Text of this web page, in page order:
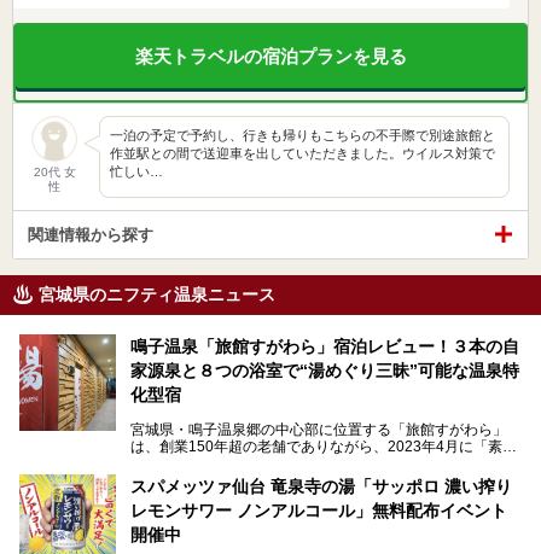
楽天トラベルの宿泊プランを見る
20代 女
性
一泊の予定で予約し、行きも帰りもこちらの不手際で別途旅館と
作並駅との間で送迎車を出していただきました。ウイルス対策で
忙しい…
関連情報から探す
宮城県のニフティ温泉ニュース
鳴子温泉「旅館すがわら」宿泊レビュー！３本の自
家源泉と８つの浴室で“湯めぐり三昧”可能な温泉特
化型宿
宮城県・鳴子温泉郷の中心部に位置する「旅館すがわら」
は、創業150年超の老舗でありながら、2023年4月に「素泊
を利用したサウナも新設され、温泉ファン・サウナ―双方に
注目のスポットです。
スパメッツァ仙台 竜泉寺の湯「サッポロ 濃い搾り
レモンサワー ノンアルコール」無料配布イベント
開催中